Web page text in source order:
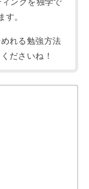
ングを独学で
す。
れる勉強方法
ださいね！